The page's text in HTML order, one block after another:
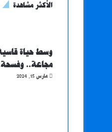
الأكثر مشاهدة
وسط حياة
مجاعة.. وفسحة
مارس 15, 2024